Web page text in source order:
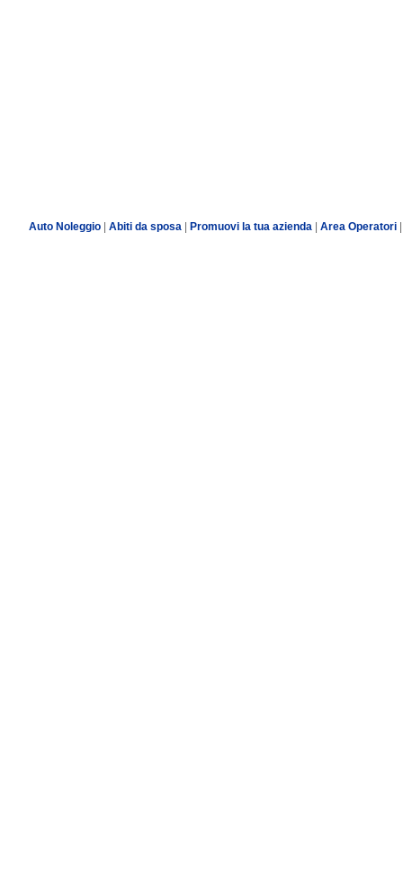
Auto Noleggio| Abiti da sposa| Promuovi la tua azienda Area Operatori